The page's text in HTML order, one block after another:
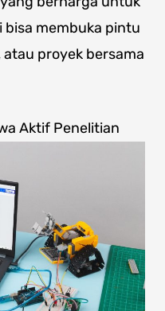
bisa membuka pintu
proyek bersama
Aktif Penelitian